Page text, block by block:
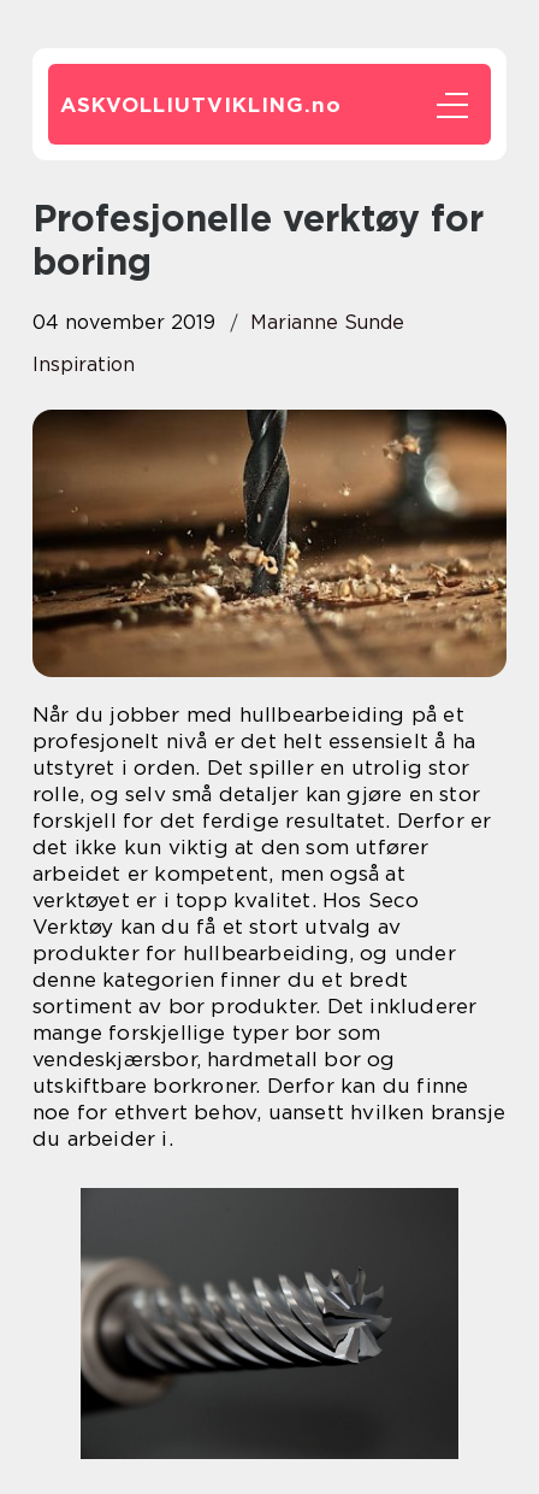
ASKVOLLIUTVIKLING.no
Profesjonelle verktøy for
boring
04 november 2019
Marianne Sunde
Inspiration
Når du jobber med hullbearbeiding på et
profesjonelt nivå er det helt essensielt å ha
utstyret i orden. Det spiller en utrolig stor
rolle, og selv små detaljer kan gjøre en stor
forskjell for det ferdige resultatet. Derfor er
det ikke kun viktig at den som utfører
arbeidet er kompetent, men også at
verktøyet er i topp kvalitet. Hos Seco
Verktøy kan du få et stort utvalg av
produkter for hullbearbeiding, og under
denne kategorien finner du et bredt
sortiment av bor produkter. Det inkluderer
mange forskjellige typer bor som
vendeskjærsbor, hardmetall bor og
utskiftbare borkroner. Derfor kan du finne
noe for ethvert behov, uansett hvilken bransje
du arbeider i.